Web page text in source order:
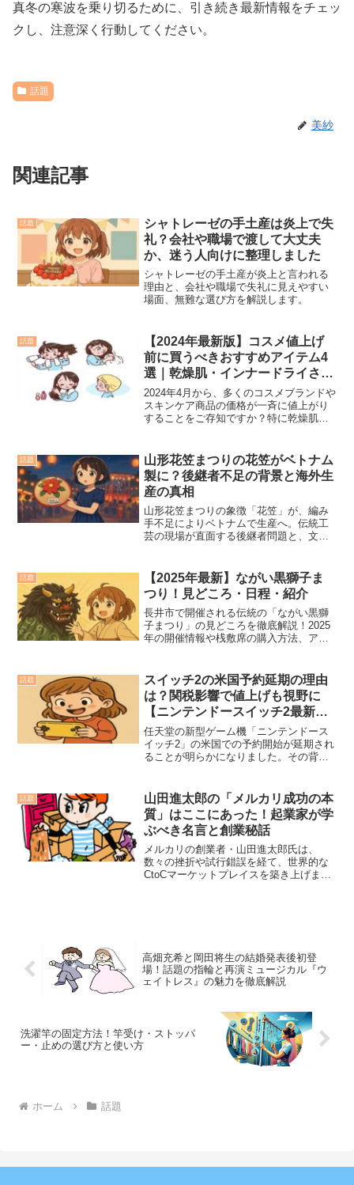
真冬の寒波を乗り切るために、引き続き最新情報をチェッ
クし、注意深く行動してください。
話題
美紗
関連記事
話題
シャトレーゼの手土産は炎上で失
礼？会社や職場で渡して大丈夫
か、迷う人向けに整理しました
シャトレーゼの手土産が炎上と言われる
理由と、会社や職場で失礼に見えやすい
場面、無難な選び方を解説します。
話題
【2024年最新版】コスメ値上げ
前に買うべきおすすめアイテム4
選｜乾燥肌・インナードライさん
必見！
2024年4月から、多くのコスメブランドや
スキンケア商品の価格が一斉に値上がり
することをご存知ですか？特に乾燥肌・
ストックしておきたいところ。この記事
では、実際に@cosmeでも話題となって
いる「今、買っておくべきおすすめコス
メ・スキンケア商品」を、値上げ前に絶
対チェックしておきたいアイテムとして
ご紹介します。
話題
山形花笠まつりの花笠がベトナム
製に？後継者不足の背景と海外生
産の真相
山形花笠まつりの象徴「花笠」が、編み
手不足によりベトナムで生産へ。伝統工
芸の現場が直面する後継者問題と、文化
解説します。
話題
【2025年最新】ながい黒獅子ま
つり！見どころ・日程・紹介
長井市で開催される伝統の「ながい黒獅
子まつり」の見どころを徹底解説！2025
年の開催情報や桟敷席の購入方法、アク
ています。
話題
スイッチ2の米国予約延期の理由
は？関税影響で値上げも視野に
【ニンテンドースイッチ2最新情
報】
任天堂の新型ゲーム機「ニンテンドース
イッチ2」の米国での予約開始が延期され
ることが明らかになりました。その背景
ります。この記事では、「ニンテンドー
スイッチ2」のアメリカでの予約延期の理
由、影響する関税の詳細、そして価格値
上げの可能性までを詳しく解説します。
話題
山田進太郎の「メルカリ成功の本
質」はここにあった！起業家が学
ぶべき名言と創業秘話
メルカリの創業者・山田進太郎氏は、
数々の挫折や試行錯誤を経て、世界的な
CtoCマーケットプレイスを築き上げまし
の真意を深掘りし、未来の起業家が学べ
る実践的な教訓をお届けします。
高畑充希と岡田将生の結婚発表後初登
場！話題の指輪と再演ミュージカル『ウ
ェイトレス』の魅力を徹底解説
洗濯竿の固定方法！竿受け・ストッパ
ー・止めの選び方と使い方
ホーム 話題